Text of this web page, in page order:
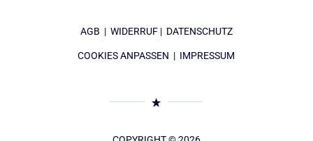
AGB | WIDERRUF| DATENSCHUTZ
COOKIES ANPASSEN | IMPRESSUM